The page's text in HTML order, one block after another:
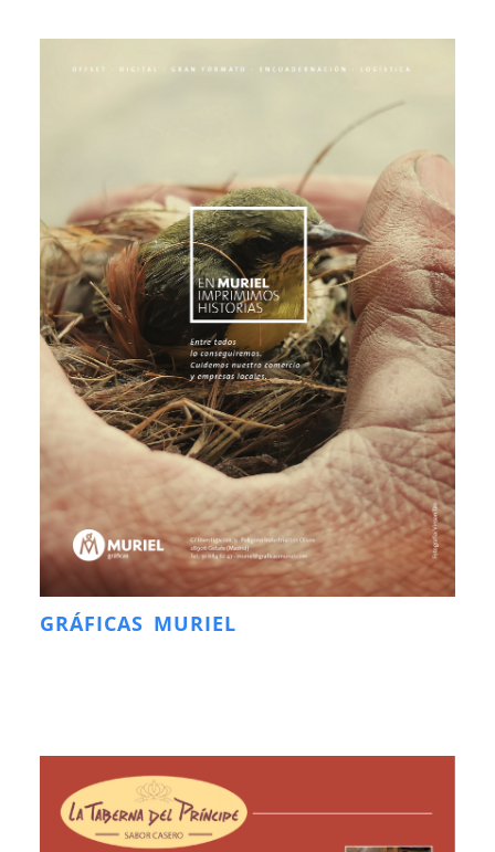
GRÁFICAS MURIEL